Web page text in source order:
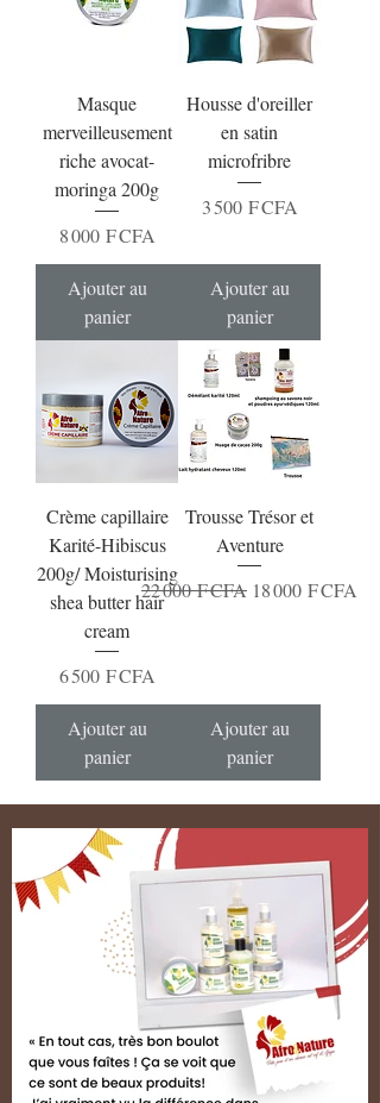
Masque
merveilleusement
riche avocat-
moringa 200g
Prix
8 000 F CFA
Ajouter au
panier
Housse d'oreiller
en satin
microfribre
Prix
3 500 F CFA
Ajouter au
panier
Crème capillaire
Karité-Hibiscus
200g/ Moisturising
shea butter hair
cream
Prix
6 500 F CFA
Ajouter au
panier
Trousse Trésor et
Aventure
Prix original
22 000 F CFA Prix promotionnel
18 000 F CFA
Ajouter au
panier